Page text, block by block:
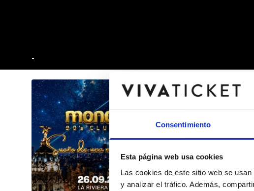
Consentimiento
Esta página web usa cookies
Las cookies de este sitio web se
y analizar el tráfico. Además,
-